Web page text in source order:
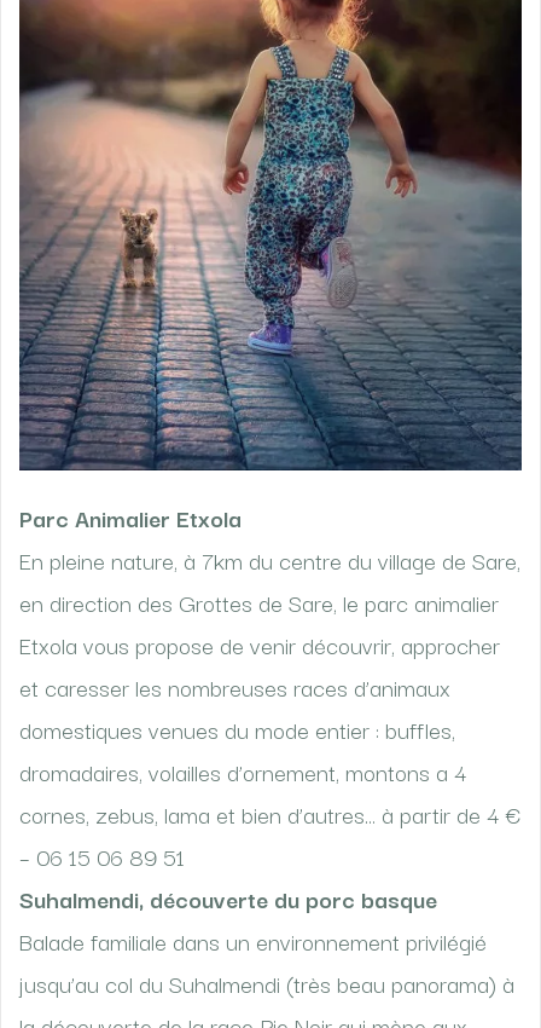
Parc Animalier Etxola
En pleine nature, à 7km du centre du village de Sare,
en direction des Grottes de Sare, le parc animalier
Etxola vous propose de venir découvrir, approcher
et caresser les nombreuses races d’animaux
domestiques venues du mode entier : buffles,
dromadaires, volailles d’ornement, montons a 4
cornes, zebus, lama et bien d’autres… à partir de 4 €
– 06 15 06 89 51
Suhalmendi, découverte du porc basque
Balade familiale dans un environnement privilégié
jusqu’au col du Suhalmendi (très beau panorama) à